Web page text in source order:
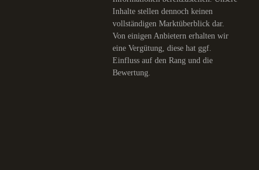
Inhalte stellen dennoch keinen
vollständigen Marktüberblick dar.
Von einigen Anbietern erhalten wir
eine Vergütung, diese hat ggf.
Einfluss auf den Rang und die
Bewertung.